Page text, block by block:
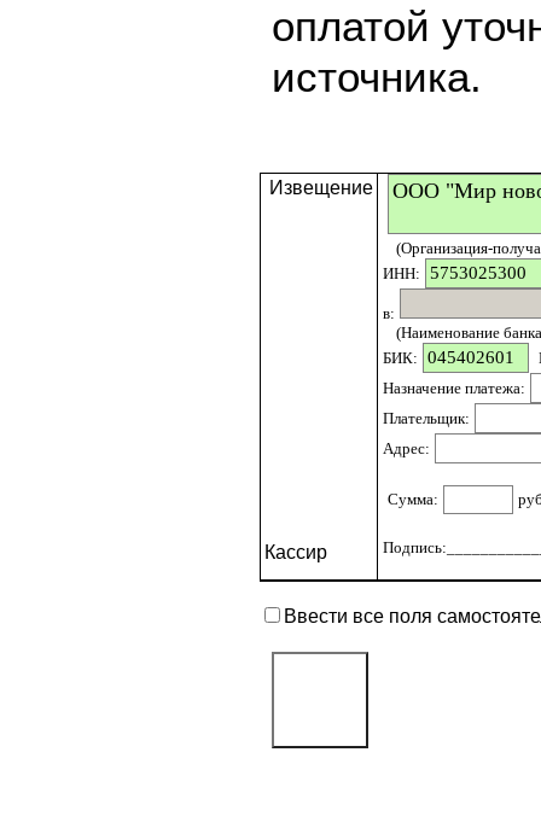
оплатой
источника.
Извещение
Кассир
(Организация-
ИНН:
в:
(Наименование банка
БИК:
Назначение платежа:
Плательщик:
Адрес:
Сумма:
Ввести все поля